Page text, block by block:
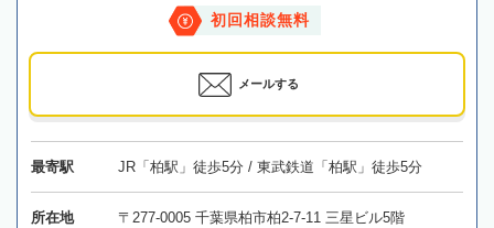
初回相談無料
メールする
最寄駅 JR「柏駅」徒歩5分 / 東武鉄道「柏駅」徒歩5分
所在地 〒277-0005 千葉県柏市柏2-7-11 三星ビル5階